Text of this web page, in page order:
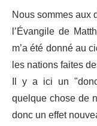
Nous sommes aux
l’Évangile de
m’a été donné au
les nations faites
Il y a ici un
quelque chose de
donc un effet